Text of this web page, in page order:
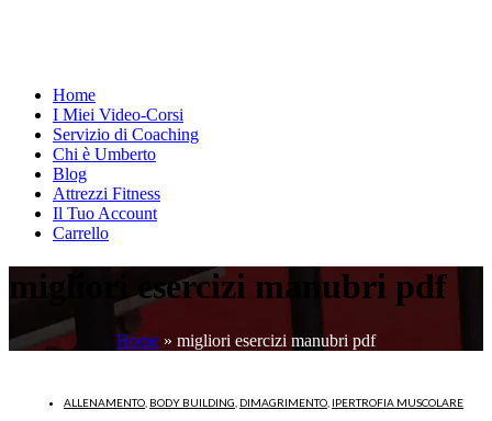
Home
I Miei Video-Corsi
Servizio di Coaching
Chi è Umberto
Blog
Attrezzi Fitness
Il Tuo Account
Carrello
migliori esercizi manubri pdf
Home » migliori esercizi manubri pdf
ALLENAMENTO BODY BUILDING DIMAGRIMENTO IPERTROFIA MUSCOLARE